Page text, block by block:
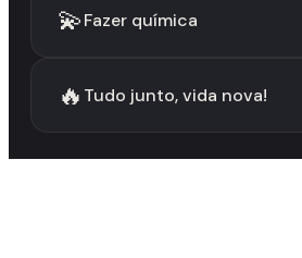
💫Fazer química
🔥 Tudo junto, vida nova!